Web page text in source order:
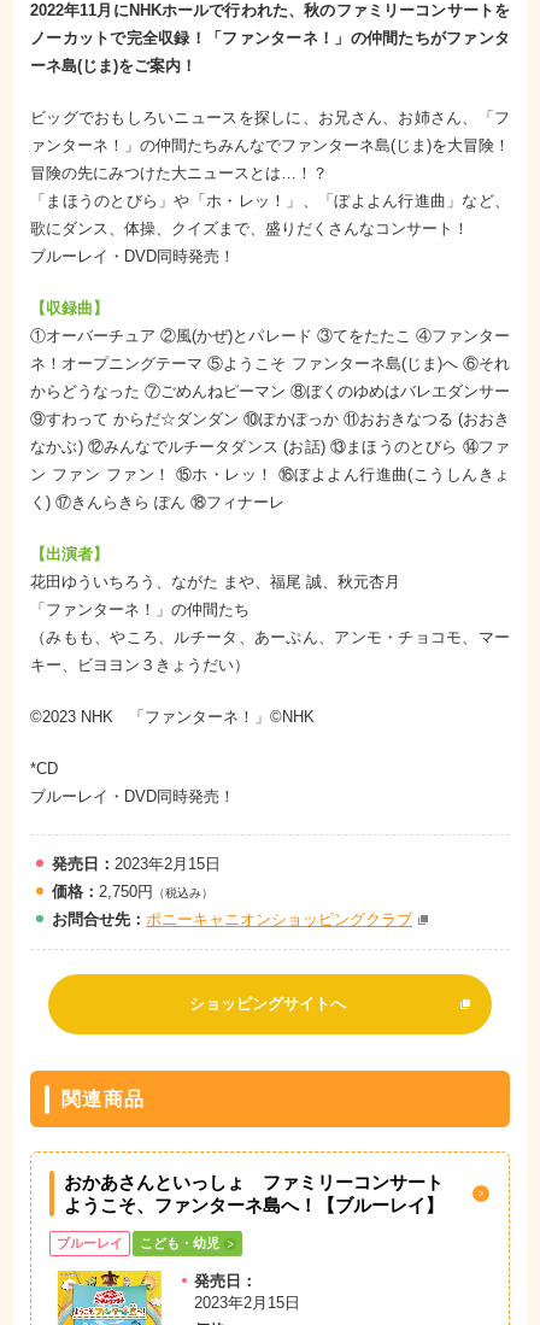
2022年11月にNHKホールで行われた、秋のファミリーコンサートを
ノーカットで完全収録！「ファンターネ！」の仲間たちがファンタ
ーネ島(じま)をご案内！
ビッグでおもしろいニュースを探しに、お兄さん、お姉さん、「フ
ァンターネ！」の仲間たちみんなでファンターネ島(じま)を大冒険！
冒険の先にみつけた大ニュースとは…！？
「まほうのとびら」や「ホ・レッ！」、「ぼよよん行進曲」など、
歌にダンス、体操、クイズまで、盛りだくさんなコンサート！
ブルーレイ・DVD同時発売！
【収録曲】
①オーバーチュア ②風(かぜ)とパレード ③てをたたこ ④ファンター
ネ！オープニングテーマ ⑤ようこそ ファンターネ島(じま)へ ⑥それ
からどうなった ⑦ごめんねピーマン ⑧ぼくのゆめはバレエダンサー
⑨すわって からだ☆ダンダン ⑩ぽかぽっか ⑪おおきなつる (おおき
なかぶ) ⑫みんなでルチータダンス (お話) ⑬まほうのとびら ⑭ファ
ン ファン ファン！ ⑮ホ・レッ！ ⑯ぼよよん行進曲(こうしんきょ
く) ⑰きんらきら ぽん ⑱フィナーレ
【出演者】
花田ゆういちろう、ながた まや、福尾 誠、秋元杏月
「ファンターネ！」の仲間たち
（みもも、やころ、ルチータ、あーぷん、アンモ・チョコモ、マー
キー、ビヨヨン３きょうだい）
©2023 NHK 「ファンターネ！」©NHK
*CD
ブルーレイ・DVD同時発売！
発売日： 2023年2月15日
価格： 2,750円 （税込み）
お問合せ先： ポニーキャニオンショッピングクラブ
ショッピングサイトへ
関連商品
おかあさんといっしょ ファミリーコンサート
ようこそ、ファンターネ島へ！【ブルーレイ】
ブルーレイ こども・幼児
発売日：
2023年2月15日